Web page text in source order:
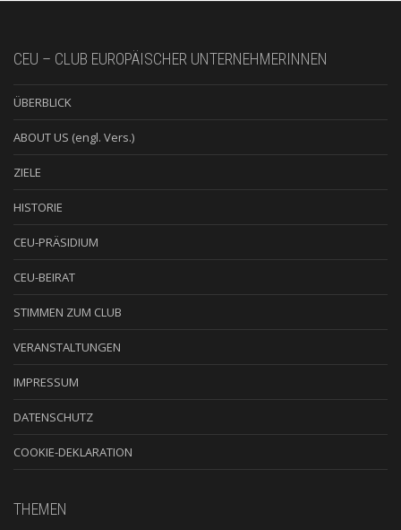
CEU – CLUB EUROPÄISCHER UNTERNEHMERINNEN
ÜBERBLICK
ABOUT US (engl. Vers.)
ZIELE
HISTORIE
CEU-PRÄSIDIUM
CEU-BEIRAT
STIMMEN ZUM CLUB
VERANSTALTUNGEN
IMPRESSUM
DATENSCHUTZ
COOKIE-DEKLARATION
THEMEN